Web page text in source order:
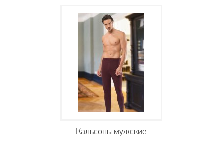
Кальсоны мужские